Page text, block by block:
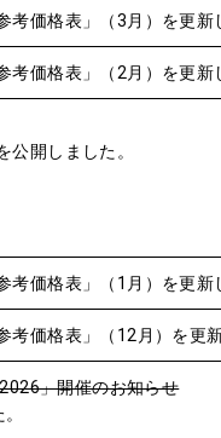
価格表」（3月）を更新
価格表」（2月）を更新
開しました。
価格表」（1月）を更新
価格表」（12月）を更新
」開催のお知らせ